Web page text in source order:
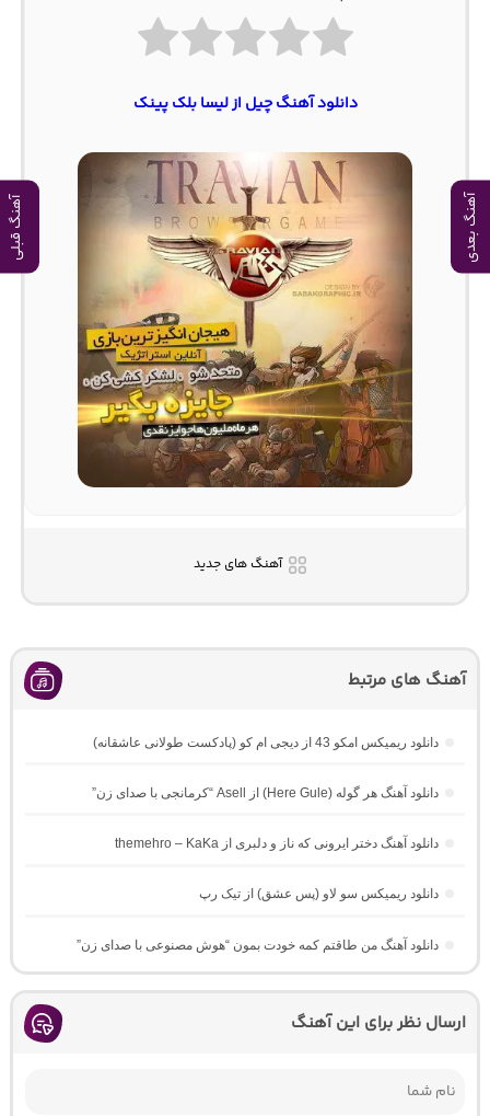
آهنگ بعدی آهنگ قبلی
دانلود آهنگ چیل از لیسا بلک پینک
آهنگ های جدید
آهنگ های مرتبط
دانلود ریمیکس امکو 43 از دیجی ام کو (پادکست طولانی عاشقانه)
دانلود آهنگ هر گوله (Here Gule) از Asell “کرمانجی با صدای زن”
دانلود آهنگ دختر ایرونی که ناز و دلبری از themehro – KaKa
دانلود ریمیکس سو لاو (پس عشق) از تیک رپ
دانلود آهنگ من طاقتم کمه خودت بمون “هوش مصنوعی با صدای زن”
ارسال نظر برای این آهنگ